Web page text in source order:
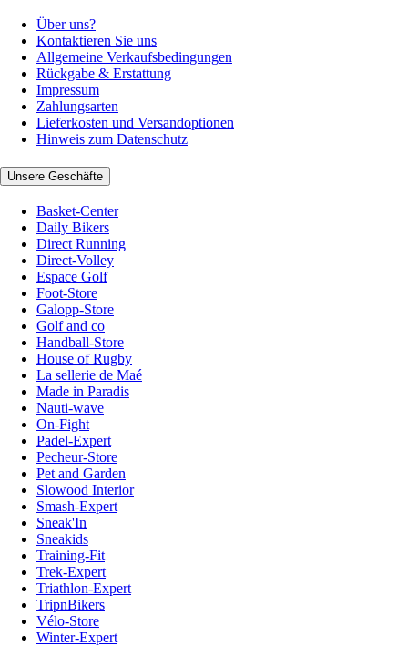
Über uns?
Kontaktieren Sie uns
Allgemeine Verkaufsbedingungen
Rückgabe & Erstattung
Impressum
Zahlungsarten
Lieferkosten und Versandoptionen
Hinweis zum Datenschutz
Unsere Geschäfte
Basket-Center
Daily Bikers
Direct Running
Direct-Volley
Espace Golf
Foot-Store
Galopp-Store
Golf and co
Handball-Store
House of Rugby
La sellerie de Maé
Made in Paradis
Nauti-wave
On-Fight
Padel-Expert
Pecheur-Store
Pet and Garden
Slowood Interior
Smash-Expert
Sneak'In
Sneakids
Training-Fit
Trek-Expert
Triathlon-Expert
TripnBikers
Vélo-Store
Winter-Expert